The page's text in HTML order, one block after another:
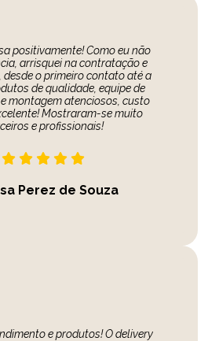
positivamente! Como eu não
arrisquei na contratação e
desde o primeiro contato até a
de qualidade, equipe de
montagem atenciosos, custo
Mostraram-se muito
e profissionais!
Perez de Souza
e produtos! O delivery